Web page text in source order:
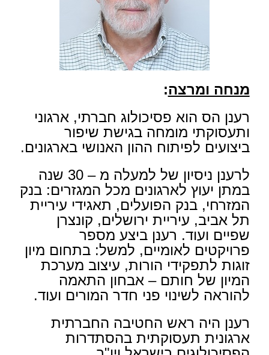
מנחה ומרצה:
רענן הס הוא פסיכולוג חברתי, ארגוני
ותעסוקתי מומחה בגישת שיפור
ביצועים לפיתוח ההון האנושי בארגונים.
לרענן ניסיון של למעלה מ – 30 שנה
במתן יעוץ לארגונים מכל המגזרים: בנק
המזרחי, בנק הפועלים, תאגידי עיריית
תל אביב, עיריית ירושלים, קונצרן
שפיים ועוד. רענן ביצע מספר
פרויקטים לאומיים, למשל: בתחום מיון
זוגות לתפקידי הורות, עיצוב מערכת
המיון של חותם – אבחון התאמה
להוראה לשינוי פני חדר המורים ועוד.
רענן היה ראש החטיבה החברתית
ארגונית תעסוקתית בהסתדרות